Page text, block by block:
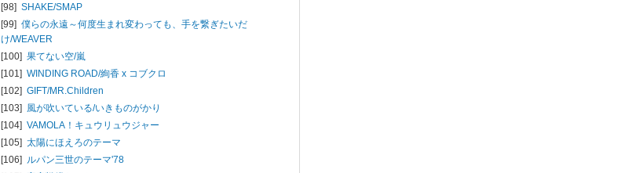
[98] SHAKE/SMAP
[99] 僕らの永遠～何度生まれ変わっても、手を繋ぎたいだ
け/WEAVER
[100] 果てない空/嵐
[101] WINDING ROAD/絢香 x コブクロ
[102] GIFT/MR.Children
[103] 風が吹いている/いきものがかり
[104] VAMOLA！キュウリュウジャー
[105] 太陽にほえろのテーマ
[106] ルパン三世のテーマ'78